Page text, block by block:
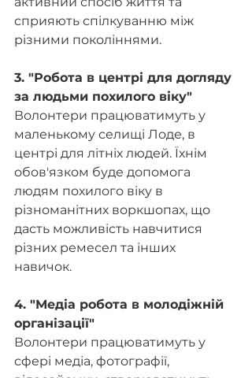
сприяють спілкуванню між
різними поколіннями.
3. "Робота в центрі для догляду
за людьми похилого віку"
Волонтери працюватимуть у
маленькому селищі Лоде, в
центрі для літніх людей. Їхнім
обов'язком буде допомога
людям похилого віку в
різноманітних воркшопах, що
дасть можливість навчитися
різних ремесел та інших
навичок.
4. "Медіа робота в молодіжній
організації"
Волонтери працюватимуть у
сфері медіа, фотографії,